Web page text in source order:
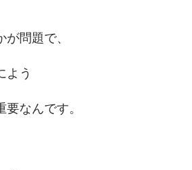
問題で、
よう
なんです。